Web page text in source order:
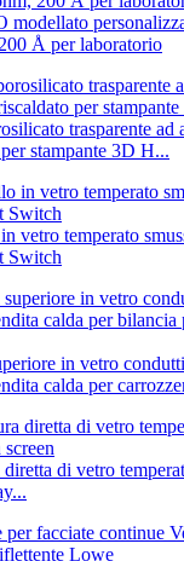
modellato
Å per laboratorio
trasparente ad
stampante 3D H...
vetro temperato
Switch
in vetro
calda per
di vetro